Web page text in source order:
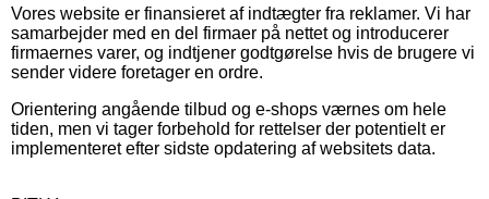
Vores website er finansieret af indtægter fra reklamer. Vi har
samarbejder med en del firmaer på nettet og introducerer
firmaernes varer, og indtjener godtgørelse hvis de brugere vi
sender videre foretager en ordre.
Orientering angående tilbud og e-shops værnes om hele
tiden, men vi tager forbehold for rettelser der potentielt er
implementeret efter sidste opdatering af websitets data.